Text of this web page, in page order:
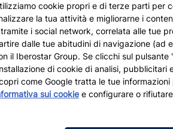
cookie propri e di terze parti per
la tua attività e migliorarne i
i social network, correlata alle tue
dalle tue abitudini di navigazione (ad
il Iberostar Group. Se clicchi sul
di cookie di analisi,
come Google tratta le tue informazioni
sui cookie e configurare o